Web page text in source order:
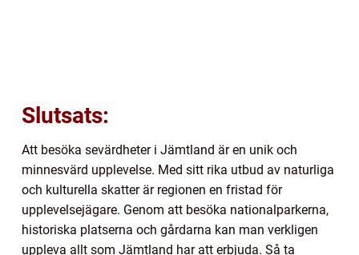
Slutsats:
Att besöka sevärdheter i Jämtland är en unik och
minnesvärd upplevelse. Med sitt rika utbud av naturliga
och kulturella skatter är regionen en fristad för
upplevelsejägare. Genom att besöka nationalparkerna,
historiska platserna och gårdarna kan man verkligen
uppleva allt som Jämtland har att erbjuda. Så ta